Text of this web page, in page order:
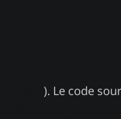
). Le code